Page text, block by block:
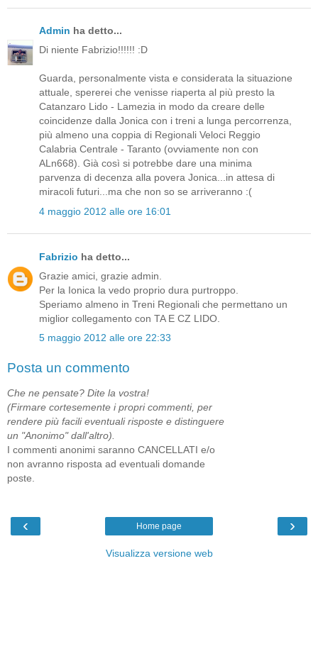
Admin ha detto...
Di niente Fabrizio!!!!!! :D
Guarda, personalmente vista e considerata la situazione
attuale, spererei che venisse riaperta al più presto la
Catanzaro Lido - Lamezia in modo da creare delle
coincidenze dalla Jonica con i treni a lunga percorrenza,
più almeno una coppia di Regionali Veloci Reggio
Calabria Centrale - Taranto (ovviamente non con
ALn668). Già così si potrebbe dare una minima
parvenza di decenza alla povera Jonica...in attesa di
miracoli futuri...ma che non so se arriveranno :(
4 maggio 2012 alle ore 16:01
Fabrizio ha detto...
Grazie amici, grazie admin.
Per la Ionica la vedo proprio dura purtroppo.
Speriamo almeno in Treni Regionali che permettano un
miglior collegamento con TA E CZ LIDO.
5 maggio 2012 alle ore 22:33
Posta un commento
Che ne pensate? Dite la vostra!
(Firmare cortesemente i propri commenti, per
rendere più facili eventuali risposte e distinguere
un "Anonimo" dall'altro).
I commenti anonimi saranno CANCELLATI e/o
non avranno risposta ad eventuali domande
poste.
‹ ›
Home page
Visualizza versione web